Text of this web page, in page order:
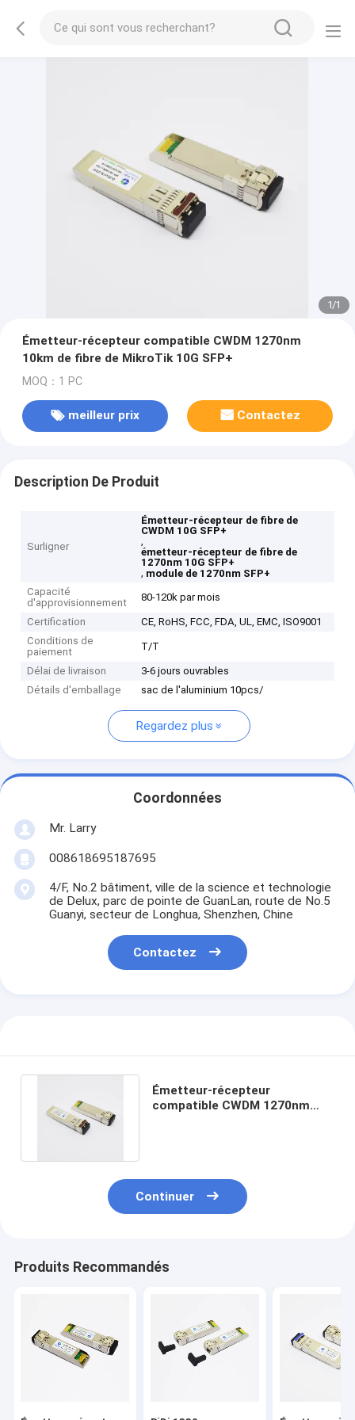
1/1
Émetteur-récepteur compatible CWDM 1270nm
10km de fibre de MikroTik 10G SFP+
MOQ：1 PC
meilleur prix Contactez
Description De Produit
Surligner
Émetteur-récepteur de fibre de
CWDM 10G SFP+
,
émetteur-récepteur de fibre de
1270nm 10G SFP+
, module de 1270nm SFP+
Capacité
d'approvisionnement
80-120k par mois
Certification
CE, RoHS, FCC, FDA, UL, EMC, ISO9001
Conditions de
paiement
T/T
Délai de livraison
3-6 jours ouvrables
Détails d'emballage
sac de l'aluminium 10pcs/
Regardez plus
Coordonnées
Mr. Larry
008618695187695
4/F, No.2 bâtiment, ville de la science et technologie
de Delux, parc de pointe de GuanLan, route de No.5
Guanyi, secteur de Longhua, Shenzhen, Chine
Contactez
Émetteur-récepteur
compatible CWDM 1270nm
Continuer
Produits Recommandés